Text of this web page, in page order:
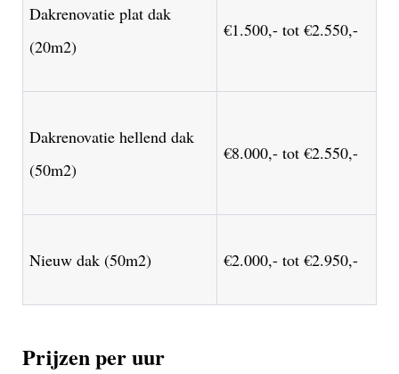
Dakrenovatie plat dak
(20m2)
€1.500,- tot €2.550,-
Dakrenovatie hellend dak
(50m2)
€8.000,- tot €2.550,-
Nieuw dak (50m2) €2.000,- tot €2.950,-
Prijzen per uur